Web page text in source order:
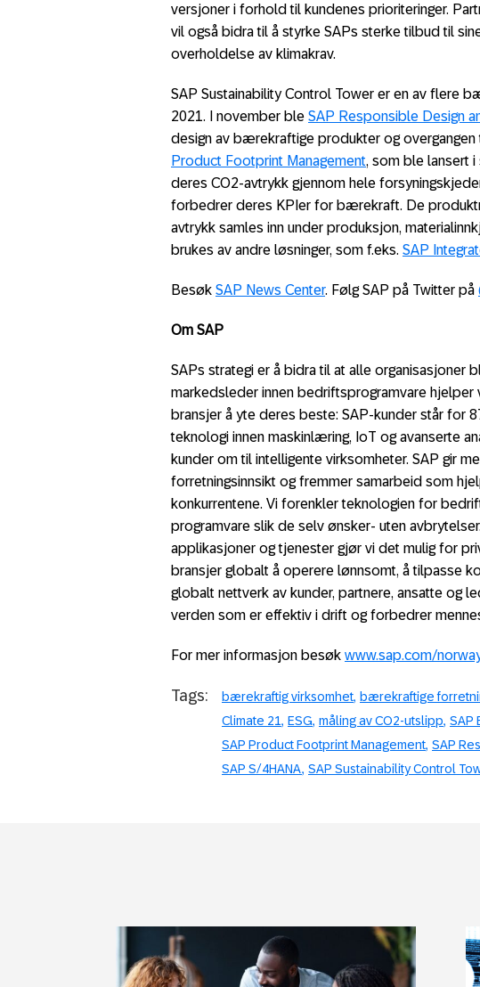
versjoner i forhold til kundenes prioriteringer.
vil også bidra til å styrke SAPs sterke tilbud til
overholdelse av klimakrav.
SAP Sustainability Control Tower er en av flere
2021. I november ble SAP Responsible Design
design av bærekraftige produkter og
Product Footprint Management, som ble lansert
deres CO2-avtrykk gjennom hele
forbedrer deres KPIer for bærekraft. De
avtrykk samles inn under produksjon,
brukes av andre løsninger, som f.eks. SAP
Besøk SAP News Center. Følg SAP på Twitter på
Om SAP
SAPs strategi er å bidra til at alle organisasjoner
markedsleder innen bedriftsprogramvare
bransjer å yte deres beste: SAP-kunder står for
teknologi innen maskinlæring, IoT og avanserte
kunder om til intelligente virksomheter. SAP gir
forretningsinnsikt og fremmer samarbeid som
konkurrentene. Vi forenkler teknologien for
programvare slik de selv ønsker- uten
applikasjoner og tjenester gjør vi det mulig for
bransjer globalt å operere lønnsomt, å tilpasse
globalt nettverk av kunder, partnere, ansatte og
verden som er effektiv i drift og forbedrer
For mer informasjon besøk www.sap.com/
Tags: bærekraftig virksomhet bærekraftige
Climate 21 ESG måling av CO2-utslipp SAP
SAP Product Footprint Management SAP
SAP S/4HANA SAP Sustainability Control